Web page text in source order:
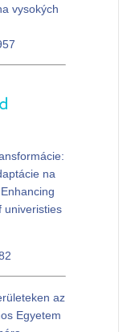
vysokých
na
univeristies
az
Egyetem